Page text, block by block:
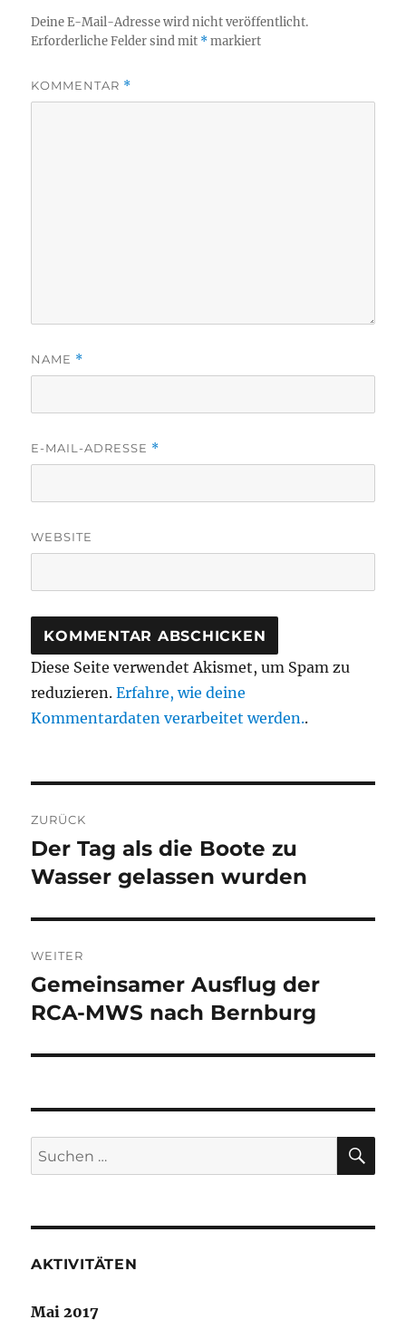
Deine E-Mail-Adresse wird nicht veröffentlicht.
Erforderliche Felder sind mit *markiert
KOMMENTAR *
NAME *
E-MAIL-ADRESSE *
WEBSITE
Diese Seite verwendet Akismet, um Spam zu
reduzieren.Erfahre, wie deine
Kommentardaten verarbeitet werden..
ZURÜCK
Vorheriger
Beitrag:
Der Tag als die Boote zu
Wasser gelassen wurden
WEITER
Nächster
Beitrag:
Gemeinsamer Ausflug der
RCA-MWS nach Bernburg
Suche
nach:
AKTIVITÄTEN
Mai 2017